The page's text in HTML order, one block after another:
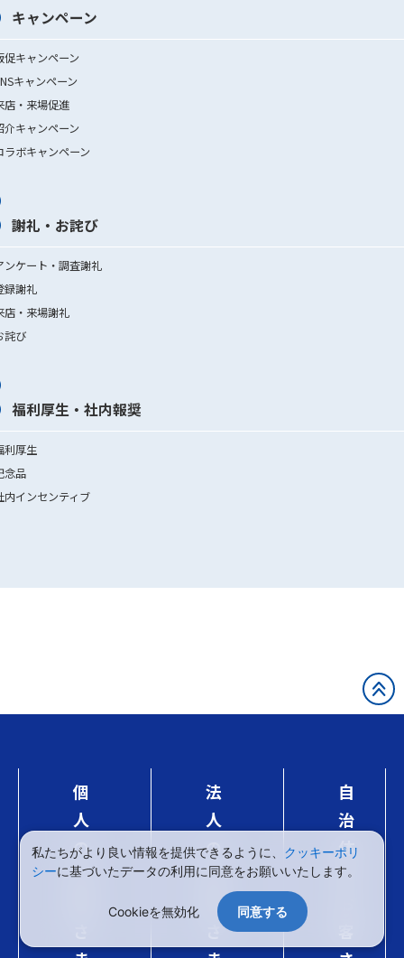
キャンペーン
促キャンペーン
キャンペーン
店・来場促進
介キャンペーン
ラボキャンペーン
謝礼・お詫び
ンケート・調査謝礼
録謝礼
店・来場謝礼
詫び
福利厚生・社内報奨
利厚生
念品
内インセンティブ
個
人
の
お
法
人
の
お
客
さ
自
治
体
の
私たちがより良い情報を提供できるように、 クッキーポリ
シーに基づいたデータの利用に同意をお願いいたします。
Cookieを無効化 同意する